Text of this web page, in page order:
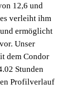
12,6 und
verleiht ihm
ermöglicht
Unser
dem Condor
Stunden
Profilverlauf